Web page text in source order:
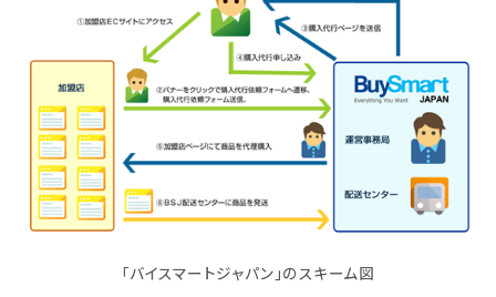
「バイスマートジャパン」のスキーム図